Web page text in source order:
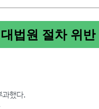
법원 절차 위반
과했다.